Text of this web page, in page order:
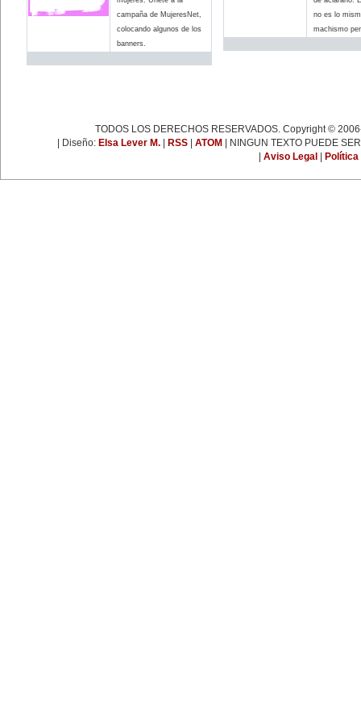
espartaquista junto a Kart
Liebknecht y Clara Zetkin.
francesa. Fue cofundadora del
1842), patriota mexicana que tuvo
una importante actuación durante
las guerras de la independencia.
Woolf (1882-1941), una de las
campaña de MujeresNet,
colocando algunos de los
banners.
no es lo
machismo
TODOS LOS DERECHOS RESERVADOS. Copyright ©
| Diseño: Elsa Lever M.| RSS| ATOM| NINGUN TEXTO PUEDE
| Aviso Legal | Política